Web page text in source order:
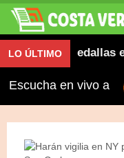
LO ÚLTIMO
y con medallas
Escucha en vivo a